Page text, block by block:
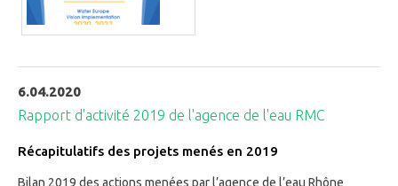
6.04.2020
Rapport d'activité 2019 de l'agence de l'eau RMC
Récapitulatifs des projets menés en 2019
Bilan 2019 des actions menées par l’agence de l’eau Rhône